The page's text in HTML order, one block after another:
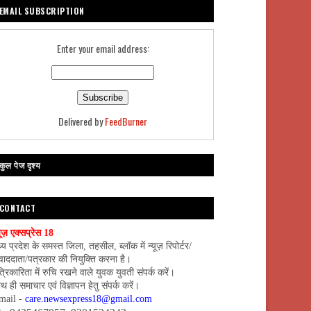
EMAIL SUBSCRIPTION
Enter your email address:
Delivered byFeedBurner
पेज दृश्य
CONTACT
एक्सप्रेस 18
प्रदेश के समस्त जिला, तहसील, ब्लॉक में न्यूज़ रिपोर्टर/
पत्रकार की नियुक्ति करना है।
में रुचि रखने वाले युवक युवती संपर्क करें।
ही समाचार एवं विज्ञापन हेतु संपर्क करें।
- care.newsexpress18@gmail.com